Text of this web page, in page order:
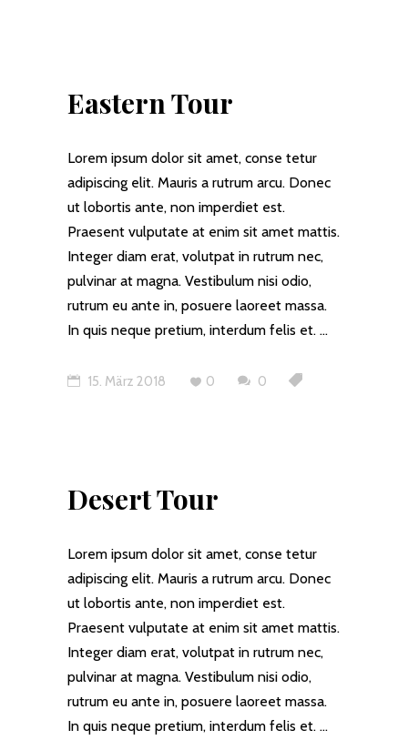
Eastern Tour
Lorem ipsum dolor sit amet, conse tetur
adipiscing elit. Mauris a rutrum arcu. Donec
ut lobortis ante, non imperdiet est.
Praesent vulputate at enim sit amet mattis.
Integer diam erat, volutpat in rutrum nec,
pulvinar at magna. Vestibulum nisi odio,
rutrum eu ante in, posuere laoreet massa.
In quis neque pretium, interdum felis et.
15. März 2018 0 0
Desert Tour
Lorem ipsum dolor sit amet, conse tetur
adipiscing elit. Mauris a rutrum arcu. Donec
ut lobortis ante, non imperdiet est.
Praesent vulputate at enim sit amet mattis.
Integer diam erat, volutpat in rutrum nec,
pulvinar at magna. Vestibulum nisi odio,
rutrum eu ante in, posuere laoreet massa.
In quis neque pretium, interdum felis et.